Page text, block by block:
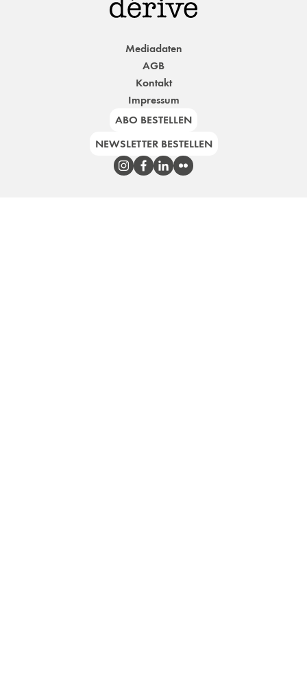
Mediadaten
AGB
Kontakt
Impressum
ABO BESTELLEN
NEWSLETTER BESTELLEN